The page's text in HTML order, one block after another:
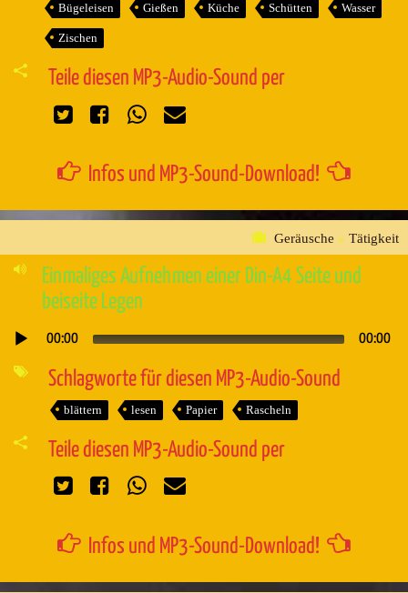
Bügeleisen Gießen Küche Schütten Wasser
Zischen
Teile diesen MP3-Audio-Sound per
Infos und MP3-Sound-Download!
Geräusche » Tätigkeit
Einmaliges Aufnehmen einer Din-A4 Seite und
beiseite Legen
Audio-
00:00 00:00
Schlagworte für diesen MP3-Audio-Sound
blättern lesen Papier Rascheln
Teile diesen MP3-Audio-Sound per
Infos und MP3-Sound-Download!